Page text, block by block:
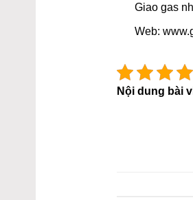
Giao gas
Web:
Nội dung bài